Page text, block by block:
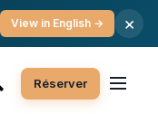
client 7j/7
Réserver
View in English → ×